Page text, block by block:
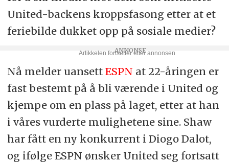
United-backens kroppsfasong etter at et
feriebilde dukket opp på sosiale medier?
Nå melder uansett ESPN at 22-åringen er
fast bestemt på å bli værende i United og
kjempe om en plass på laget, etter at han
i våres vurderte mulighetene sine. Shaw
har fått en ny konkurrent i Diogo Dalot,
og ifølge ESPN ønsker United seg fortsatt